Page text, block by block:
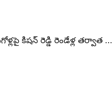
కిషన్ రెడ్డి రెండేళ్ల తర్వాత …